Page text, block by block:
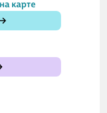
на карте